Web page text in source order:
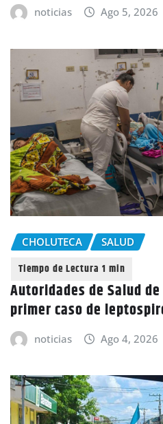
noticias Ago 5, 2026
CHOLUTECA SALUD
Autoridades de Salud
primer caso de
noticias Ago 4, 2026